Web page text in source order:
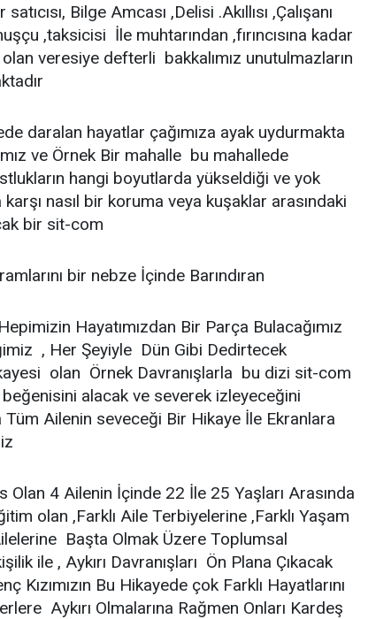
Bilge Amcası ,Delisi .Akıllısı ,Çalışanı
,taksicisi İle muhtarından ,fırıncısına kadar
veresiye defterli bakkalımız unutulmazların
daralan hayatlar çağımıza ayak uydurmakta
ve Örnek Bir mahalle bu mahallede
hangi boyutlarda yükseldiği ve yok
nasıl bir koruma veya kuşaklar arasındaki
bir sit-com
bir nebze İçinde Barındıran
Hayatımızdan Bir Parça Bulacağımız
, Her Şeyiyle Dün Gibi Dedirtecek
olan Örnek Davranışlarla bu dizi sit-com
beğenisini alacak ve severek izleyeceğini
Ailenin seveceği Bir Hikaye İle Ekranlara
Olan 4 Ailenin İçinde 22 İle 25 Yaşları Arasında
olan ,Farklı Aile Terbiyelerine ,Farklı Yaşam
Başta Olmak Üzere Toplumsal
ile , Aykırı Davranışları Ön Plana Çıkacak
Kızımızın Bu Hikayede çok Farklı Hayatlarını
Aykırı Olmalarına Rağmen Onları Kardeş